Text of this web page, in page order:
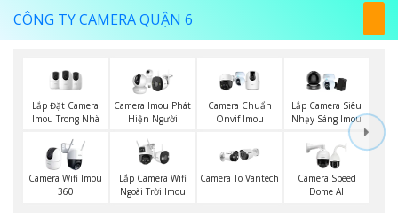
CÔNG TY CAMERA QUẬN 6
Lắp Đặt Camera
Imou Trong Nhà
Camera Imou Phát
Hiện Người
Camera Chuẩn
Onvif Imou
Lắp Camera Siêu
Nhạy Sáng Imou
Camera Wifi Imou
360
Lắp Camera Wifi
Ngoài Trời Imou
Camera To Vantech
Camera Speed
Dome AI